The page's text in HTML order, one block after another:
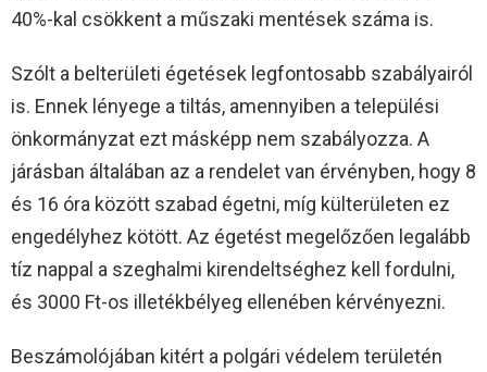
40%-kal csökkent a műszaki mentések száma is.
Szólt a belterületi égetések legfontosabb szabályairól
is. Ennek lényege a tiltás, amennyiben a települési
önkormányzat ezt másképp nem szabályozza. A
járásban általában az a rendelet van érvényben, hogy 8
és 16 óra között szabad égetni, míg külterületen ez
engedélyhez kötött. Az égetést megelőzően legalább
tíz nappal a szeghalmi kirendeltséghez kell fordulni,
és 3000 Ft-os illetékbélyeg ellenében kérvényezni.
Beszámolójában kitért a polgári védelem területén